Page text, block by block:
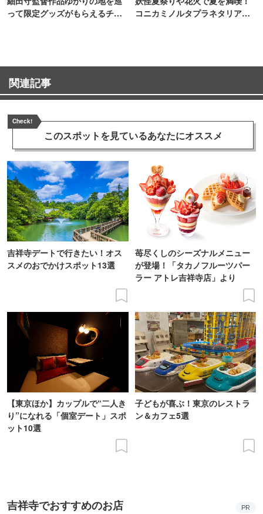
って限定グッズがもらえるチャ
コニカミノルタプラネタリア
関連記事
Check!
このスポットを見ているあなたにオススメ
吉祥寺デートで行きたい！オス
スメのおでかけスポット13選
苺尽くしのシーズナルメニュー
が登場！「タカノフルーツパー
ラー アトレ吉祥寺店」より
【東京ほか】カップルで“二人き
り”になれる「個室デート」スポ
ット10選
子どもが喜ぶ！東京のレストラ
ン＆カフェ5選
吉祥寺でおすすめのお店 PR